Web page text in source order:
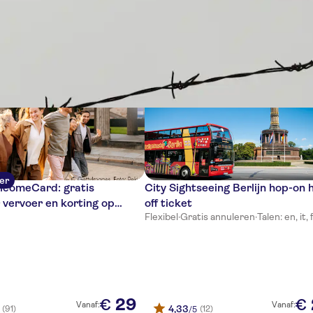
gratis
en korting op
(91) Vanaf:€ 29
City Sightseeing Berlijn hop-on
off ticket
Flexibel·Gratis annuleren·Talen: en, it,
4,33/5 (12) Vanaf:€